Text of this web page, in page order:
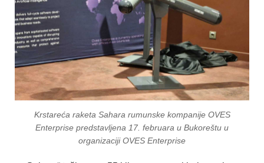
Krstareća raketa Sahara rumunske kompanije OVES
Enterprise predstavljena 17. februara u Bukoreštu u
organizaciji OVES Enterprise